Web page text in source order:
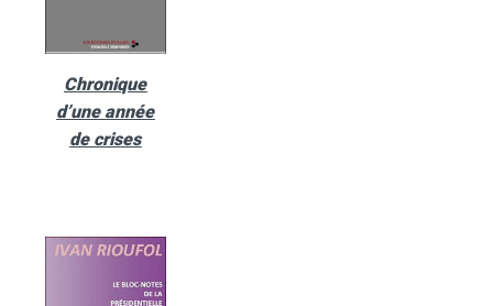
Chronique
d’une année
de crises